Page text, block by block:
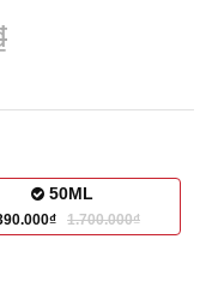
50ML
1.700.000₫